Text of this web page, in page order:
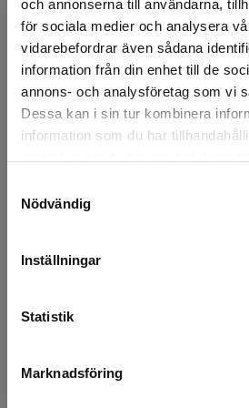
och annonserna till användarna,
för sociala medier och analysera
vidarebefordrar även sådana
information från din enhet till de
annons- och analysföretag som vi
Dessa kan i sin tur kombinera
information som du har
Nödvändig
Inställningar
Statistik
Marknadsföring
Begränsad
Det verkar som att du besöker
studentlitteratur.se via en
Vi erbjuder inte leveranser
att kunna slutföra ett köp måste
Caroline Mellgren är
kriminologi och prefekt för
polisiärt arbete vid Malmö
forskning ...
Jörgen Andersson har varit
och har bland annat arbetat i
utbildare i...